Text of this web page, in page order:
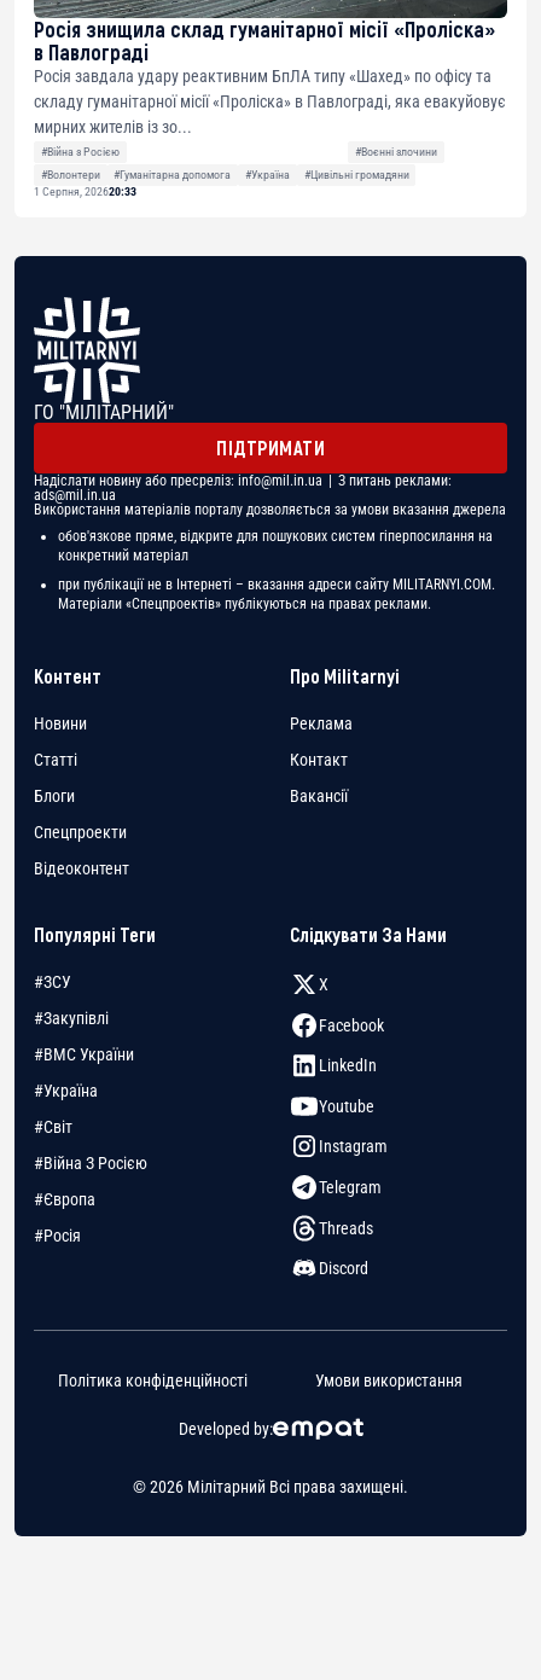
Росія знищила склад гуманітарної місії «Проліска»
в Павлограді
Росія завдала удару реактивним БпЛА типу «Шахед» по офісу та
складу гуманітарної місії «Проліска» в Павлограді, яка евакуйовує
мирних жителів із зо...
#Війна з Росією
#Воєнні злочини
#Волонтери
#Гуманітарна допомога #Україна
#Цивільні громадяни
1 Серпня, 202620:33
ГО "МІЛІТАРНИЙ"
ПІДТРИМАТИ
Надіслати новину або пресреліз: info@mil.in.ua | З питань реклами:
ads@mil.in.ua
Використання матеріалів порталу дозволяється за умови вказання джерела
обов'язкове пряме, відкрите для пошукових систем гіперпосилання на
конкретний матеріал
при публікації не в Інтернеті – вказання адреси сайту MILITARNYI.COM.
Матеріали «Спецпроектів» публікуються на правах реклами.
Контент
Новини
Статті
Блоги
Спецпроекти
Відеоконтент
Про Militarnyi
Реклама
Контакт
Вакансії
Популярні Теги
#ЗСУ
#Закупівлі
#ВМС України
#Україна
#Світ
#Війна З Росією
#Європа
#Росія
Слідкувати За Нами
X
Facebook
LinkedIn
Youtube
Instagram
Telegram
Threads
Discord
© 2026 Мілітарний Всі права захищені.
Developed by:
Політика конфіденційності Умови використання